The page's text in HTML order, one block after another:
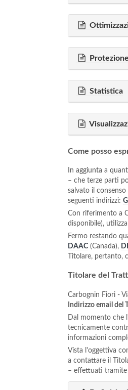
Statistica
Come posso
In aggiunta a
– che terze parti
salvato il
seguenti indirizzi:
Con riferimento a
disponibile),
Fermo restando
DAAC (Canada),
Titolare,
Titolare del
Carbognin Fiori -
Indirizzo email del
Dal momento che
tecnicamente
informazioni
Vista l'oggettiva
a contattare il
– effettuati tramite